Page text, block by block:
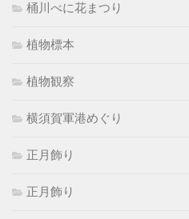
桶川べに花まつり
植物標本
植物観察
横須賀軍港めぐり
正月飾り
正月飾り